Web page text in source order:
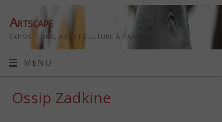
Artscape
EXPOSITIONS, ART ET CULTURE À PARIS
MENU
Ossip Zadkine